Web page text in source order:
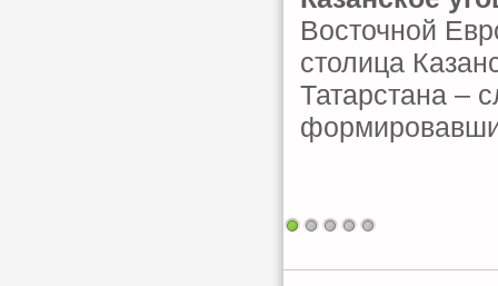
Восточной
столица
Татарстана –